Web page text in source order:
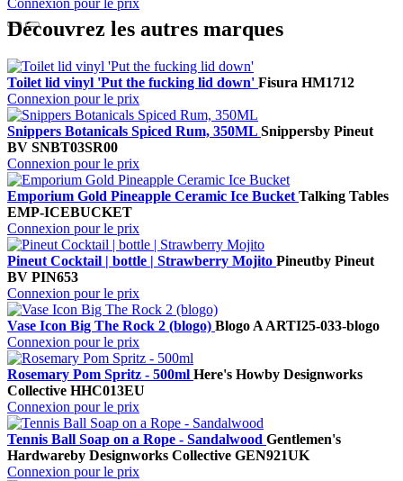
Découvrez les autres marques
Toilet lid vinyl 'Put the fucking lid down' Fisura HM1712
Connexion pour le prix
Snippers Botanicals Spiced Rum, 350ML Snippersby Pineut
BV SNBT03SR00
Connexion pour le prix
Emporium Gold Pineapple Ceramic Ice BucketTalking Tables
EMP-ICEBUCKET
Connexion pour le prix
Pineut Cocktail | bottle | Strawberry Mojito Pineutby Pineut
BV PIN653
Connexion pour le prix
Vase Icon Big The Rock 2 (blogo) Blogo AARTI25-033-blogo
Connexion pour le prix
Rosemary Pom Spritz - 500ml Here's Howby Designworks
Collective HHC013EU
Connexion pour le prix
Tennis Ball Soap on a Rope - Sandalwood Gentlemen's
Hardwareby Designworks Collective GEN921UK
Connexion pour le prix